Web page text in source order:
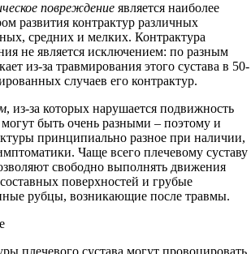
повреждение является наиболее
развития контрактур различных
средних и мелких. Контрактура
не является исключением: по разным
из-за травмирования этого сустава в 50-
случаев его контрактур.
, из-за которых нарушается подвижность
могут быть очень разными – поэтому и
принципиально разное при наличии,
Чаще всего плечевому суставу
свободно выполнять движения
поверхностей и грубые
рубцы, возникающие после травмы.